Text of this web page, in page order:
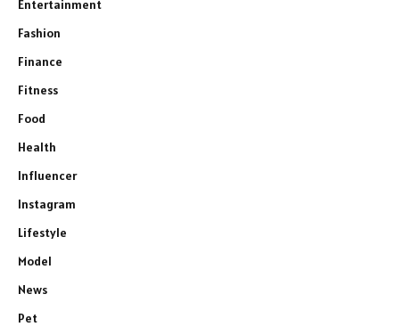
Entertainment
Fashion
Finance
Fitness
Food
Health
Influencer
Instagram
Lifestyle
Model
News
Pet